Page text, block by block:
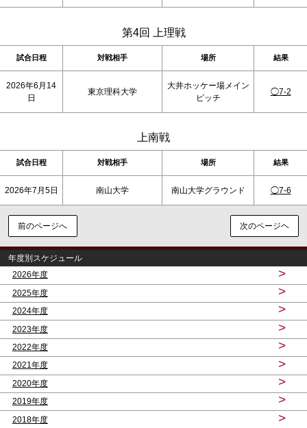
第4回 上理戦
試合日程 対戦相手 場所 結果
2026年6月14
日
東京理科大学
大井ホッケー場メイン
ピッチ
◯7-2
上南戦
試合日程 対戦相手 場所 結果
2026年7月5日 南山大学 南山大学グラウンド ◯7-6
前のページへ 次のページヘ
年度別スケジュール
2026年度
>
2025年度 >
2024年度 >
2023年度 >
2022年度 >
2021年度 >
2020年度 >
2019年度 >
2018年度 >